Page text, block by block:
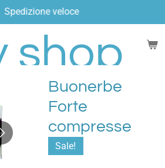
shop
Spedizione veloce
Buonerbe
Forte
compresse
Sale!